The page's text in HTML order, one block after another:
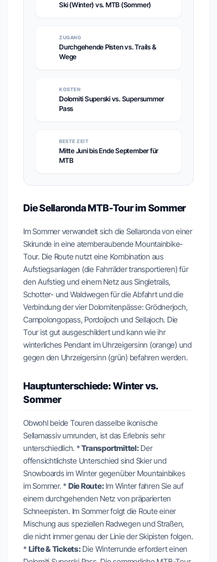
Ski (Winter) vs. MTB (Sommer)
ZUGANG
Durchgehende Pisten vs. Trails &
Wege
KOSTEN
Dolomiti Superski vs. Supersummer
Pass
BESTE ZEIT
Mitte Juni bis Ende September für
MTB
Die Sellaronda MTB-Tour im Sommer
Im Sommer verwandelt sich die Sellaronda von einer
Skirunde in eine atemberaubende Mountainbike-
Tour. Die Route nutzt eine Kombination aus
Aufstiegsanlagen (die Fahrräder transportieren) für
den Aufstieg und einem Netz aus Singletrails,
Schotter- und Waldwegen für die Abfahrt und die
Verbindung der vier Dolomitenpässe: Grödnerjoch,
Campolongopass, Pordoijoch und Sellajoch. Die
Tour ist gut ausgeschildert und kann wie ihr
winterliches Pendant im Uhrzeigersinn (orange) und
gegen den Uhrzeigersinn (grün) befahren werden.
Hauptunterschiede: Winter vs.
Sommer
Obwohl beide Touren dasselbe ikonische
Sellamassiv umrunden, ist das Erlebnis sehr
unterschiedlich. *Transportmittel: Der
offensichtlichste Unterschied sind Skier und
Snowboards im Winter gegenüber Mountainbikes
im Sommer. * Die Route: Im Winter fahren Sie auf
einem durchgehenden Netz von präparierten
Schneepisten. Im Sommer folgt die Route einer
Mischung aus speziellen Radwegen und Straßen,
die nicht immer genau der Linie der Skipisten folgen.
* Lifte & Tickets: Die Winterrunde erfordert einen